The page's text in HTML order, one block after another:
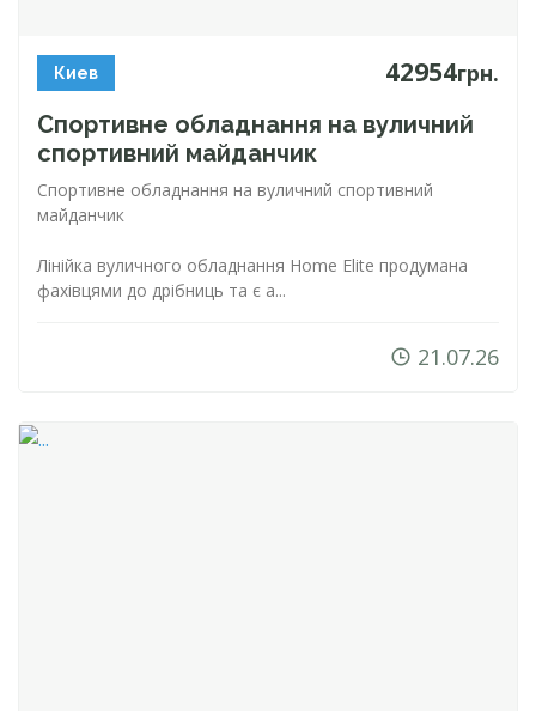
Киев 42954грн.
Спортивне обладнання на вуличний
спортивний майданчик
Спортивне обладнання на вуличний спортивний
майданчик
Лінійка вуличного обладнання Home Elite продумана
фахівцями до дрібниць та є а...
21.07.26